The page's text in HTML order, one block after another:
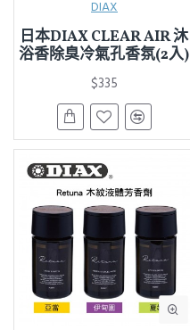
DIAX
日本DIAX CLEAR AIR 沐
浴香除臭冷氣孔香氛(2入)
$335